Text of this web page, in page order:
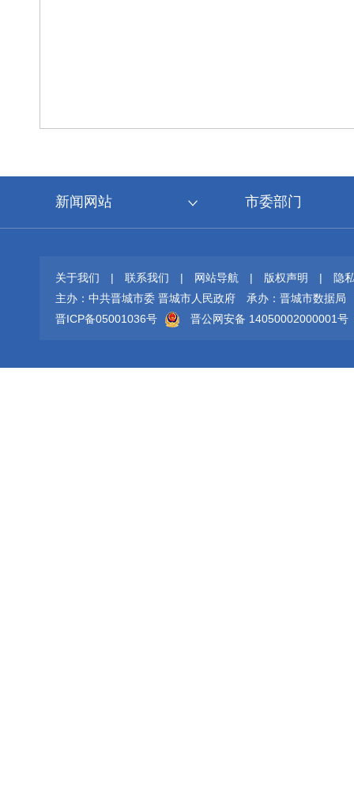
新闻网站 市委部门
关于我们 | 联系我们 | 网站导航 | 版权声明 |
隐
主办：中共晋城市委 晋城市人民政府
承办：晋城市数据局
晋ICP备05001036号
晋公网安备 14050002000001号